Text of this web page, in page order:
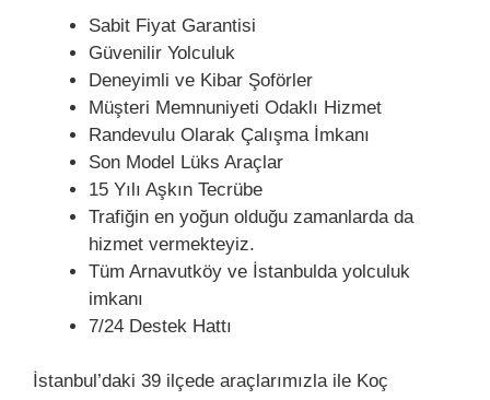
Sabit Fiyat Garantisi
Güvenilir Yolculuk
Deneyimli ve Kibar Şoförler
Müşteri Memnuniyeti Odaklı Hizmet
Randevulu Olarak Çalışma İmkanı
Son Model Lüks Araçlar
15 Yılı Aşkın Tecrübe
Trafiğin en yoğun olduğu zamanlarda da
hizmet vermekteyiz.
Tüm Arnavutköy ve İstanbulda yolculuk
imkanı
7/24 Destek Hattı
İstanbul’daki 39 ilçede araçlarımızla ile Koç